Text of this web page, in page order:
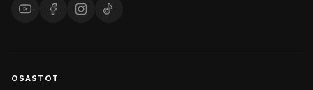
OSASTOT